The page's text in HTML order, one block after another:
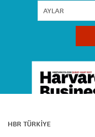
HBR TÜRKİYE